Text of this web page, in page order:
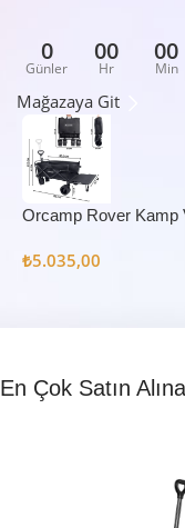
0
Günler
00
Hr
00
Min
Mağazaya Git
Orcamp Rover Kamp
₺5.035,00
En Çok Satın